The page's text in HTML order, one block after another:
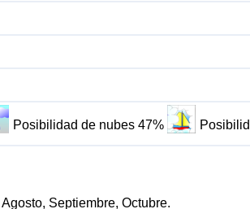
Posibilidad de nubes 47%
Septiembre, Octubre.